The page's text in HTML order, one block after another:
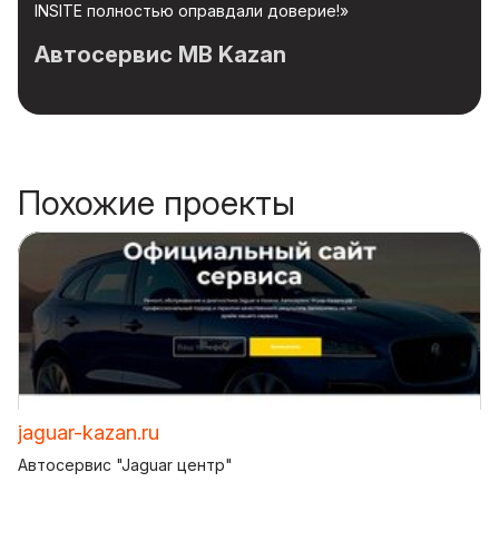
INSITE полностью оправдали доверие!»
Автосервис MB Kazan
Похожие проекты
jaguar-kazan.ru
Автосервис "Jaguar центр"